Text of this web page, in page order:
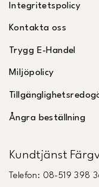
Integritetspolicy
Kontakta oss
Trygg E-Handel
Miljöpolicy
Ångra beställning
Kundtjänst
Telefon: 08-519 398